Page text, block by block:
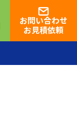
お問い合わせ
お見積依頼